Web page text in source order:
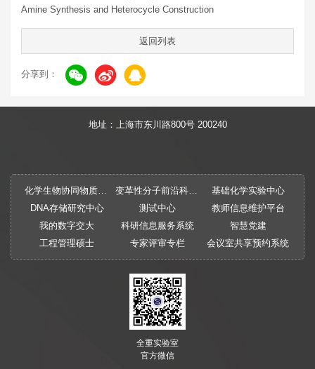
Amine Synthesis and Heterocycle Construction
返回列表
分享到：
地址：上海市东川路800号 200240
化学生物协同物质创制全国重点实验室 变革性分子前沿科学中心
基础化学实验中心
DNA存储研究中心
测试中心
教师信息维护平台
我的数字交大
科研信息服务系统
智慧党建
工程管理硕士
专家评审专栏 会议室共享预约系统
全重实验室
官方微信